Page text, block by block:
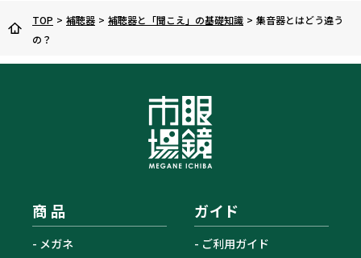
TOP > 補聴器 > 補聴器と「聞こえ」の基礎知識 > 集音器とはどう違う
の？
商 品
メガネ
ガイド
ご利用ガイド